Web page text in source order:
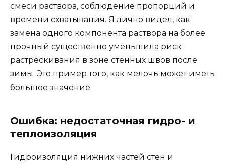
смеси раствора, соблюдение пропорций и
времени схватывания. Я лично видел, как
замена одного компонента раствора на более
прочный существенно уменьшила риск
растрескивания в зоне стенных швов после
зимы. Это пример того, как мелочь может иметь
большое значение.
Ошибка: недостаточная гидро- и
теплоизоляция
Гидроизоляция нижних частей стен и